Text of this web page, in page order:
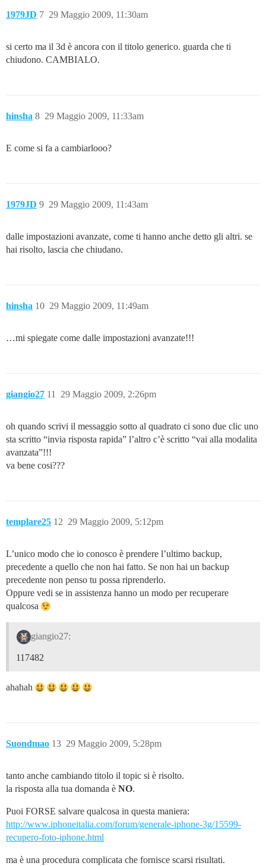
1979JD 29 Maggio 2009, 11:30am
7
si certo ma il 3d è ancora con il titolo generico. guarda che ti
chiudono. CAMBIALO.
hinsha 29 Maggio 2009, 11:33am
8
E come si fa a cambiarlooo?
1979JD 29 Maggio 2009, 11:43am
9
dalle impostazioni avanzate, come ti hanno anche detto gli altri. se
hai risolto, lascia che chiudano.
hinsha 29 Maggio 2009, 11:49am
10
…mi spiegate come dalle impostazioni avanzate!!!
giangio27 29 Maggio 2009, 2:26pm
11
oh quando scrivi il messaggio sotto al quadrato ci sono due clic uno
sta scritto “invia risposta rapida” l’altro c’è scritto “vai alla modalita
avanzata”!!!
va bene cosi???
templare25 29 Maggio 2009, 5:12pm
12
L’unico modo che io conosco è prendere l’ultimo backup,
precedente a quello che non hai fatto. Se non hai un backup
precedente non penso tu possa riprenderlo.
Oppure vedi se in assistenza hanno un modo per recuperare
qualcosa
giangio27:
117482
ahahah
Suondmao 29 Maggio 2009, 5:28pm
13
tanto anche cambiando titolo il topic si è risolto.
la risposta alla tua domanda è NO.
Puoi FORSE salvare qualcosa in questa maniera:
http://www.iphoneitalia.com/forum/generale-iphone-3g/15599-
recupero-foto-iphone.html
ma è una procedura complicata che fornisce scarsi risultati.